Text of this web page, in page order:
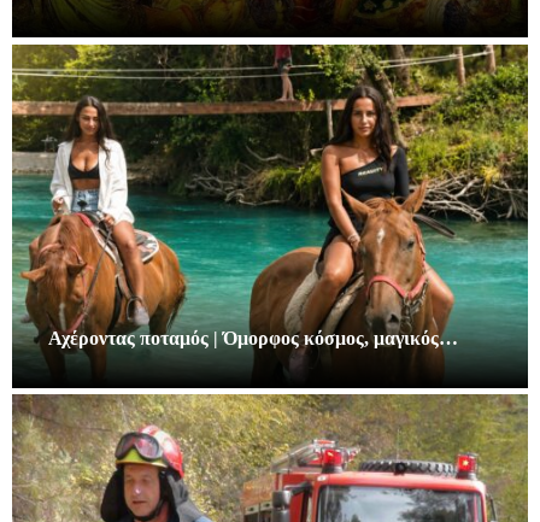
Αχέροντας ποταμός | Όμορφος κόσμος, μαγικός…